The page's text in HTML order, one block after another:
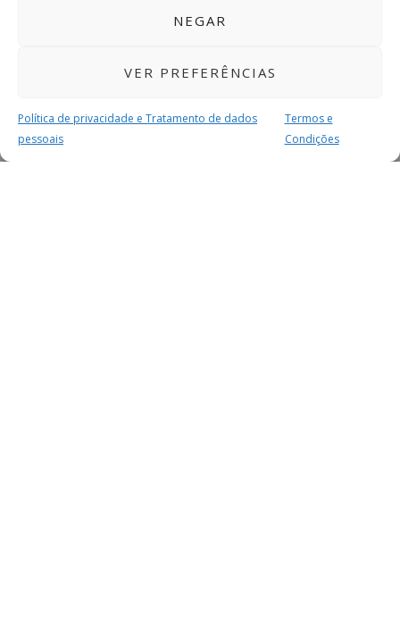
NEGAR
VER PREFERÊNCIAS
Política de privacidade e Tratamento de dados
pessoais
Termos e
Condições